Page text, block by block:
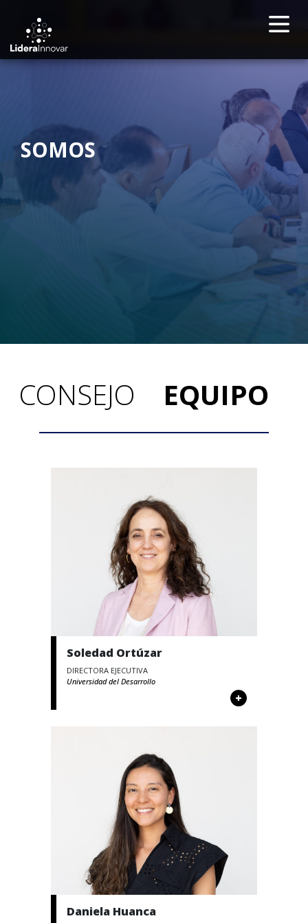
SOMOS
CONSEJO EQUIPO
Soledad Ortúzar
DIRECTORA EJECUTIVA
Universidad del Desarrollo
+
Daniela Huanca